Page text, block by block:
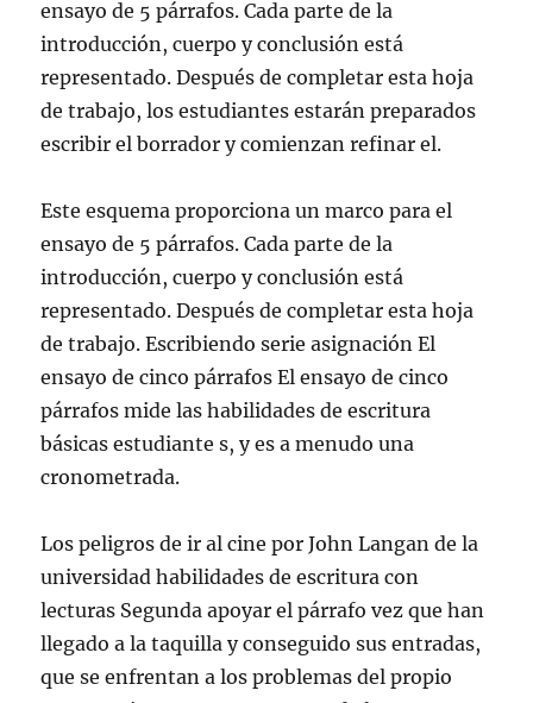
ensayo de 5 párrafos. Cada parte de la
introducción, cuerpo y conclusión está
representado. Después de completar esta hoja
de trabajo, los estudiantes estarán preparados
escribir el borrador y comienzan refinar el.
Este esquema proporciona un marco para el
ensayo de 5 párrafos. Cada parte de la
introducción, cuerpo y conclusión está
representado. Después de completar esta hoja
de trabajo. Escribiendo serie asignación El
ensayo de cinco párrafos El ensayo de cinco
párrafos mide las habilidades de escritura
básicas estudiante s, y es a menudo una
cronometrada.
Los peligros de ir al cine por John Langan de la
universidad habilidades de escritura con
lecturas Segunda apoyar el párrafo vez que han
llegado a la taquilla y conseguido sus entradas,
que se enfrentan a los problemas del propio